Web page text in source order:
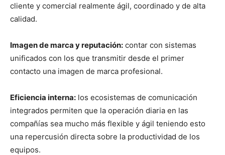
cliente y comercial realmente ágil, coordinado y de alta
calidad.
Imagen de marca y reputación: contar con sistemas
unificados con los que transmitir desde el primer
contacto una imagen de marca profesional.
Eficiencia interna: los ecosistemas de comunicación
integrados permiten que la operación diaria en las
compañías sea mucho más flexible y ágil teniendo esto
una repercusión directa sobre la productividad de los
equipos.